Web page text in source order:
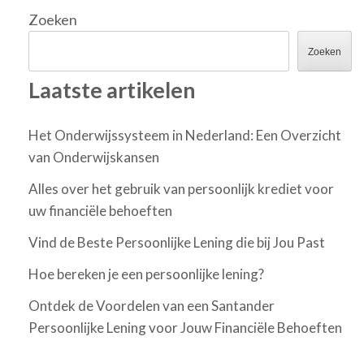
Zoeken
Zoeken
Laatste artikelen
Het Onderwijssysteem in Nederland: Een Overzicht
van Onderwijskansen
Alles over het gebruik van persoonlijk krediet voor
uw financiële behoeften
Vind de Beste Persoonlijke Lening die bij Jou Past
Hoe bereken je een persoonlijke lening?
Ontdek de Voordelen van een Santander
Persoonlijke Lening voor Jouw Financiële Behoeften